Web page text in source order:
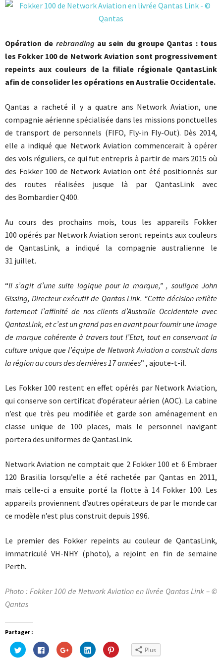
Opération de rebrandingau sein du groupe Qantas : tous
les Fokker 100 de Network Aviation sont progressivement
repeints aux couleurs de la filiale régionale QantasLink
afin de consolider les opérations en Australie Occidentale.
Qantas a racheté il y a quatre ans Network Aviation, une
compagnie aérienne spécialisée dans les missions ponctuelles
de transport de personnels (FIFO, Fly-in Fly-Out). Dès 2014,
elle a indiqué que Network Aviation commencerait à opérer
des vols réguliers, ce qui fut entrepris à partir de mars 2015 où
des Fokker 100 de Network Aviation ont été positionnés sur
des routes réalisées jusque là par QantasLink avec
des Bombardier Q400.
Au cours des prochains mois, tous les appareils Fokker
100 opérés par Network Aviation seront repeints aux couleurs
de QantasLink, a indiqué la compagnie australienne le
31 juillet.
“II s’agit d’une suite logique pour la marque,” , souligne John
Gissing, Directeur exécutif de Qantas Link. “Cette décision reflète
fortement l’affinité de nos clients d’Australie Occidentale avec
QantasLink, et c’est un grand pas en avant pour fournir une image
de marque cohérente à travers tout l’Etat, tout en conservant la
culture unique que l’équipe de Network Aviation a construit dans
la région au cours des dernières 17 années” , ajoute-t-il.
Les Fokker 100 restent en effet opérés par Network Aviation,
qui conserve son certificat d’opérateur aérien (AOC). La cabine
n’est que très peu modifiée et garde son aménagement en
classe unique de 100 places, mais le personnel navigant
portera des uniformes de QantasLink.
Network Aviation ne comptait que 2 Fokker 100 et 6 Embraer
120 Brasilia lorsqu’elle a été rachetée par Qantas en 2011,
mais celle-ci a ensuite porté la flotte à 14 Fokker 100. Les
appareils proviennent d’autres opérateurs de par le monde car
ce modèle n’est plus construit depuis 1996.
Le premier des Fokker repeints au couleur de QantasLink,
immatriculé VH-NHY (photo), a rejoint en fin de semaine
Perth.
Photo : Fokker 100 de Network Aviation en livrée Qantas Link – ©
Qantas
Partager :
Cliquez
pour
partager
Cliquez
pour
partager
Cliquez
pour
partager
Cliquez
pour
partager
Cliquez
pour Plus